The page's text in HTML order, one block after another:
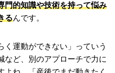
門的知識や技術を持って悩み
るんです。
く運動ができない」っていう
など、別のアプローチで力に